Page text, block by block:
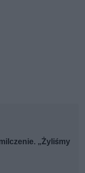
„Żyliśmy